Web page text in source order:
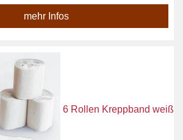
mehr Infos
6 Rollen Kreppband weiß